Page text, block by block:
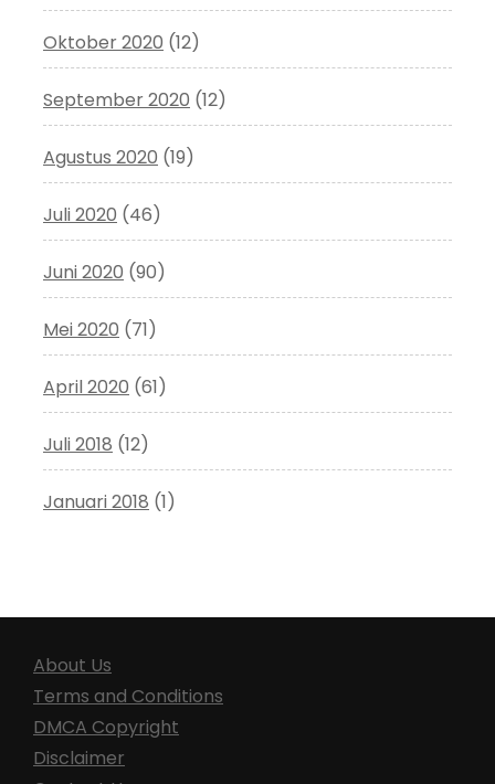
Oktober 2020 (12)
September 2020 (12)
Agustus 2020 (19)
Juli 2020 (46)
Juni 2020 (90)
Mei 2020 (71)
April 2020 (61)
Juli 2018 (12)
Januari 2018 (1)
About Us
Terms and Conditions
DMCA Copyright
Disclaimer